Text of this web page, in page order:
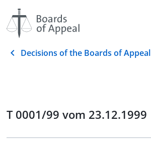
Decisions of the Boards of Appeal
T 0001/99 vom 23.12.1999